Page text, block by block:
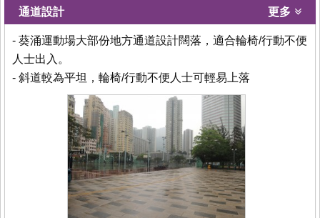
通道設計 更多
- 葵涌運動場大部份地方通道設計闊落，適合輪椅/行動不便
人士出入。
- 斜道較為平坦，輪椅/行動不便人士可輕易上落